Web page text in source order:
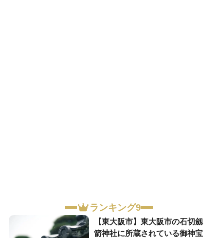
ランキング9
【東大阪市】東大阪市の石切劔
箭神社に所蔵されている御神宝